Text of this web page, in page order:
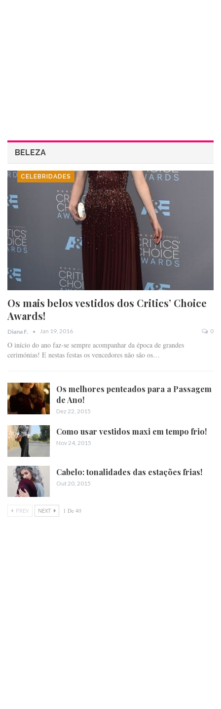
BELEZA
CELEBRIDADES
Os mais belos vestidos dos Critics’ Choice
Awards!
Diana F. Jan 19, 2016 0
O início do ano faz-se sempre acompanhar da época de grandes
cerimónias! E nestas festas os vencedores não são os…
Os melhores penteados para a Passagem
de Ano!
Dez 22, 2015
Como usar vestidos maxi em tempo frio!
Nov 24, 2015
Cabelo: tonalidades das estações frias!
Out 20, 2015
PREV NEXT 1 De 40